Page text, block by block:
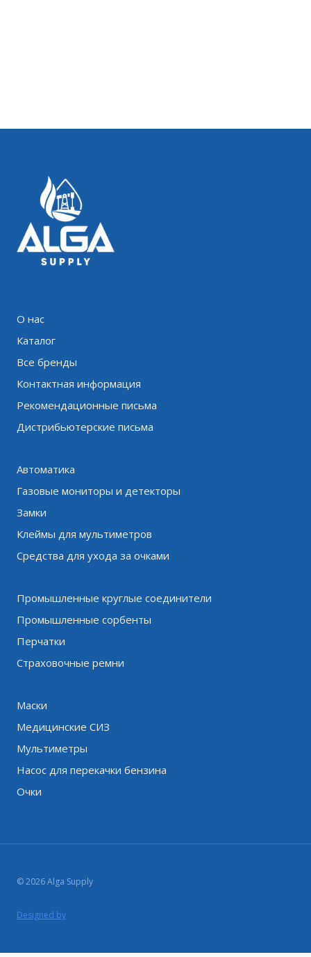
О нас
Каталог
Все бренды
Контактная информация
Рекомендационные письма
Дистрибьютерские письма
Автоматика
Газовые мониторы и детекторы
Замки
Клеймы для мультиметров
Средства для ухода за очками
Промышленные круглые соединители
Промышленные сорбенты
Перчатки
Страховочные ремни
Маски
Медицинские СИЗ
Мультиметры
Насос для перекачки бензина
Очки
© 2026 Alga Supply
Designed by